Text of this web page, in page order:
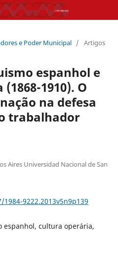
e Poder Municipal / Artigos
espanhol e
1910). O
na defesa
trabalhador
Aires Universidad Nacional de San
9222.2013v5n9p139
espanhol, cultura operária,